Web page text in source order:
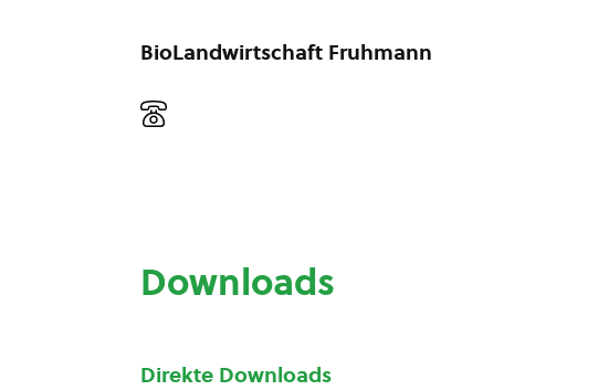
BioLandwirtschaft Fruhmann
Downloads
Direkte Downloads